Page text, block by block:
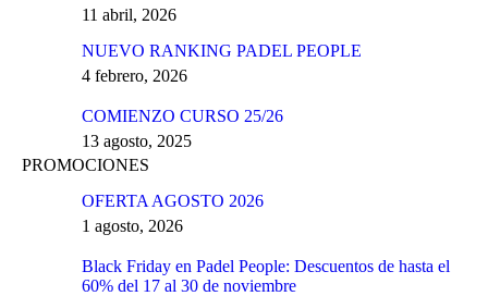
11 abril, 2026
NUEVO RANKING PADEL PEOPLE
4 febrero, 2026
COMIENZO CURSO 25/26
13 agosto, 2025
PROMOCIONES
OFERTA AGOSTO 2026
1 agosto, 2026
Black Friday en Padel People: Descuentos de hasta el
60% del 17 al 30 de noviembre